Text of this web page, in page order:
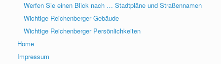
Werfen Sie einen Blick nach … Stadtpläne und Straßennamen
Wichtige Reichenberger Gebäude
Wichtige Reichenberger Persönlichkeiten
Home
Impressum